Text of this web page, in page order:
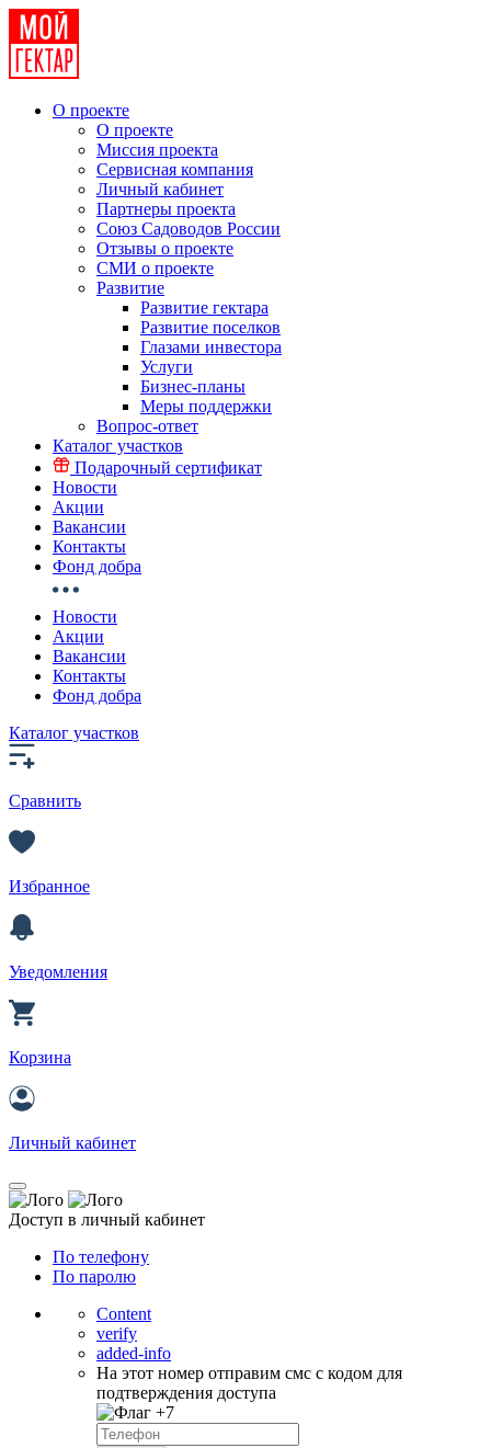
О проекте
О проекте
Миссия проекта
Сервисная компания
Личный кабинет
Партнеры проекта
Союз Садоводов России
Отзывы о проекте
СМИ о проекте
Развитие
Развитие гектара
Развитие поселков
Глазами инвестора
Услуги
Бизнес-планы
Меры поддержки
Вопрос-ответ
Каталог участков
Подарочный сертификат
Новости
Акции
Вакансии
Контакты
Фонд добра
Новости
Акции
Вакансии
Контакты
Фонд добра
Каталог участков
Сравнить
Избранное
Уведомления
Корзина
Личный кабинет
Доступ в личный кабинет
По телефону
По паролю
Content
verify
added-info
На этот номер отправим смс с кодом для
подтверждения доступа
+7